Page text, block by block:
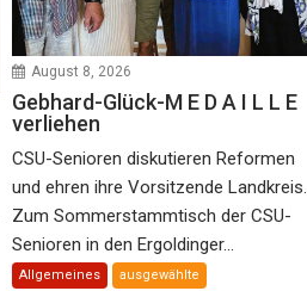
August 8, 2026
Gebhard-Glück-M E D A I L L E
verliehen
CSU-Senioren diskutieren Reformen
und ehren ihre Vorsitzende Landkreis.
Zum Sommerstammtisch der CSU-
Senioren in den Ergoldinger...
Allgemeines ausgewählte